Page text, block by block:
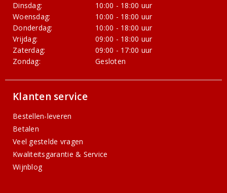
Dinsdag:
10:00 - 18:00 uur
Woensdag:
10:00 - 18:00 uur
Donderdag:
10:00 - 18:00 uur
Vrijdag:
09:00 - 18:00 uur
Zaterdag:
09:00 - 17:00 uur
Zondag:
Gesloten
Klanten service
Bestellen-leveren
Betalen
Veel gestelde vragen
Kwaliteitsgarantie & Service
Wijnblog